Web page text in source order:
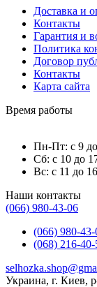
Доставка и
Контакты
Гарантия и
Политика
Договор
Контакты
Карта сайта
Время работы
Пн-Пт: с 9
Сб: с 10 до
Вс: с 11 до 16
Наши контакты
(066) 980-43-06
(066) 980-43-
(068) 216-40-
Украина, г. Киев,